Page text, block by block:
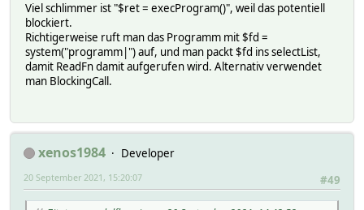
Viel schlimmer ist "$ret = execProgram()", weil das potentiell
blockiert.
Richtigerweise ruft man das Programm mit $fd =
system("programm|") auf, und man packt $fd ins selectList,
damit ReadFn damit aufgerufen wird. Alternativ verwendet
man BlockingCall.
xenos1984
Developer
#49
20 September 2021, 15:20:07